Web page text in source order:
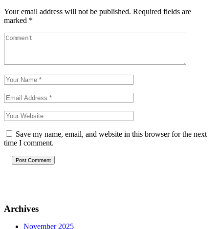
Your email address will not be published. Required fields are
marked *
Save my name, email, and website in this browser for the next
time I comment.
Post Comment
Archives
November 2025